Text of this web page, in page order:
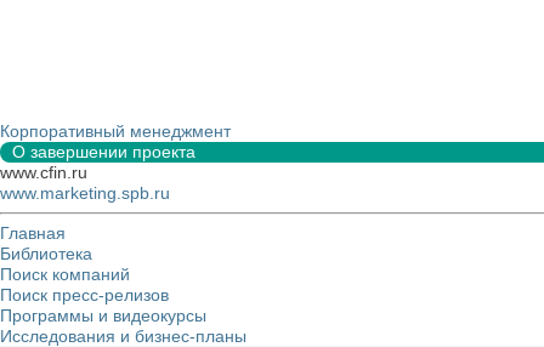
Корпоративный менеджмент
О завершении проекта
www.cfin.ru
www.marketing.spb.ru
Главная
Библиотека
Поиск компаний
Поиск пресс-релизов
Программы и видеокурсы
Исследования и бизнес-планы